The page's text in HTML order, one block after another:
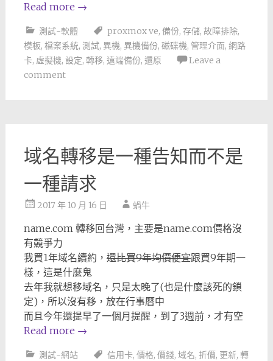
Read more →
測試-軟體 proxmox ve, 備份, 存儲, 故障排除,
模板, 檔案系統, 測試, 異機, 異機備份, 磁碟機, 管理介面, 網路
卡, 虛擬機, 設定, 轉移, 遠端備份, 還原
Leave a
comment
域名轉移是一種告知而不是
一種請求
2017 年 10 月 16 日 蝸牛
name.com 轉移回台灣，主要是name.com價格沒
有竸爭力
我買1年域名續約， 還比買9年均價便宜跟買9年期一
樣，這是什麼鬼
去年我就想移域名，只是太晚了(也是什麼該死的鎖
定)，所以沒有移，放在行事曆中
而且今年還提早了一個月提醒，到了3週前，才有空
Read more →
測試-網站 信用卡, 價格, 價錢, 域名, 折價, 更新, 轉